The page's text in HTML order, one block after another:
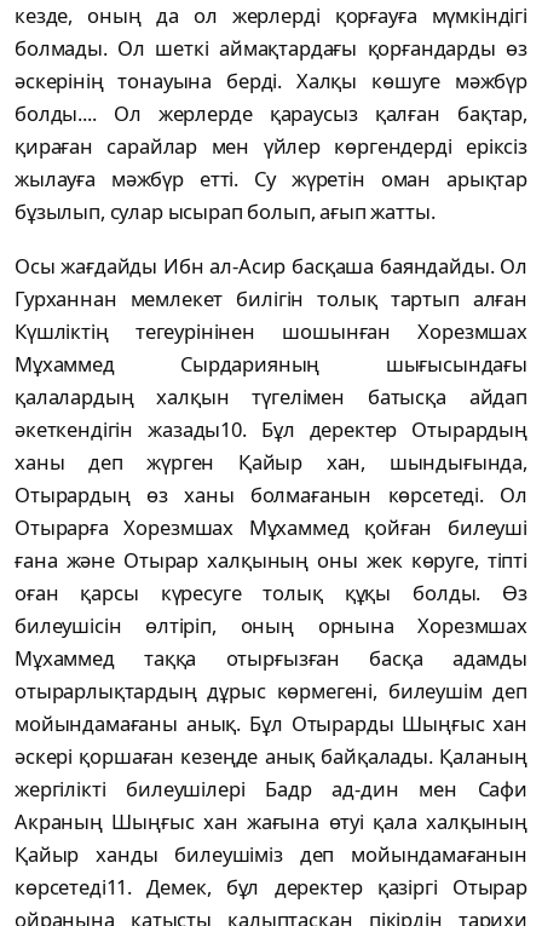
кезде, оның да ол жерлерді қорғауға мүмкіндігі
болмады. Ол шеткі аймақтардағы қорғандарды өз
әскерінің тонауына берді. Халқы көшуге мәжбүр
болды.... Ол жерлерде қараусыз қалған бақтар,
қираған сарайлар мен үйлер көргендерді еріксіз
жылауға мәжбүр етті. Су жүретін оман арықтар
бұзылып, сулар ысырап болып, ағып жатты.
Осы жағдайды Ибн ал-Асир басқаша баяндайды. Ол
Гурханнан мемлекет билігін толық тартып алған
Күшліктің тегеурінінен шошынған Хорезмшах
Мұхаммед Сырдарияның шығысындағы
қалалардың халқын түгелімен батысқа айдап
әкеткендігін жазады10. Бұл деректер Отырардың
ханы деп жүрген Қайыр хан, шындығында,
Отырардың өз ханы болмағанын көрсетеді. Ол
Отырарға Хорезмшах Мұхаммед қойған билеуші
ғана және Отырар халқының оны жек көруге, тіпті
оған қарсы күресуге толық құқы болды. Өз
билеушісін өлтіріп, оның орнына Хорезмшах
Мұхаммед таққа отырғызған басқа адамды
отырарлықтардың дұрыс көрмегені, билеушім деп
мойындамағаны анық. Бұл Отырарды Шыңғыс хан
әскері қоршаған кезеңде анық байқалады. Қаланың
жергілікті билеушілері Бадр ад-дин мен Сафи
Акраның Шыңғыс хан жағына өтуі қала халқының
Қайыр ханды билеушіміз деп мойындамағанын
көрсетеді11. Демек, бұл деректер қазіргі Отырар
ойранына қатысты қалыптасқан пікірдің тарихи